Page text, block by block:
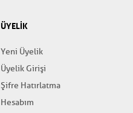
ÜYELİK
Yeni Üyelik
Üyelik Girişi
Şifre Hatırlatma
Hesabım